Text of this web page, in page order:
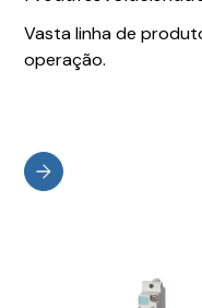
Vasta linha de
operação.